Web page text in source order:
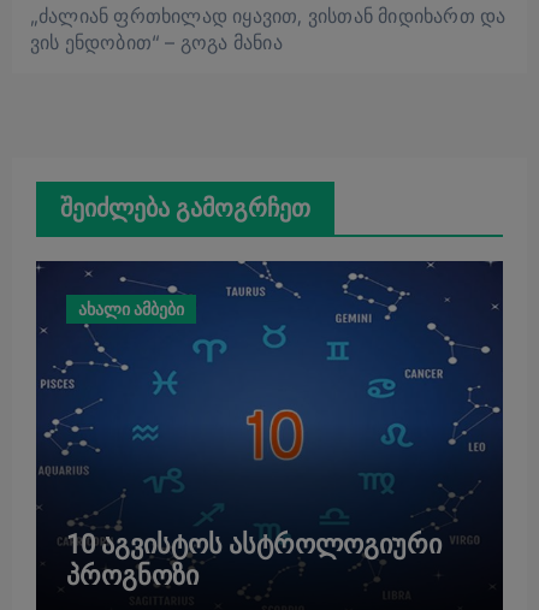
„ძალიან ფრთხილად იყავით, ვისთან მიდიხართ და
ვის ენდობით“ – გოგა მანია
შეიძლება გამოგრჩეთ
ახალი ამბები
10 აგვისტოს ასტროლოგიური
პროგნოზი